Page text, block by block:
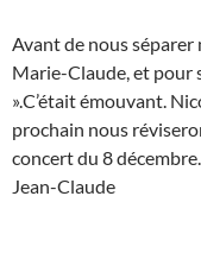
Avant de nous
Marie-Claude, et pour
».C’était émouvant.
prochain nous
concert du 8 décembre.
Jean-Claude